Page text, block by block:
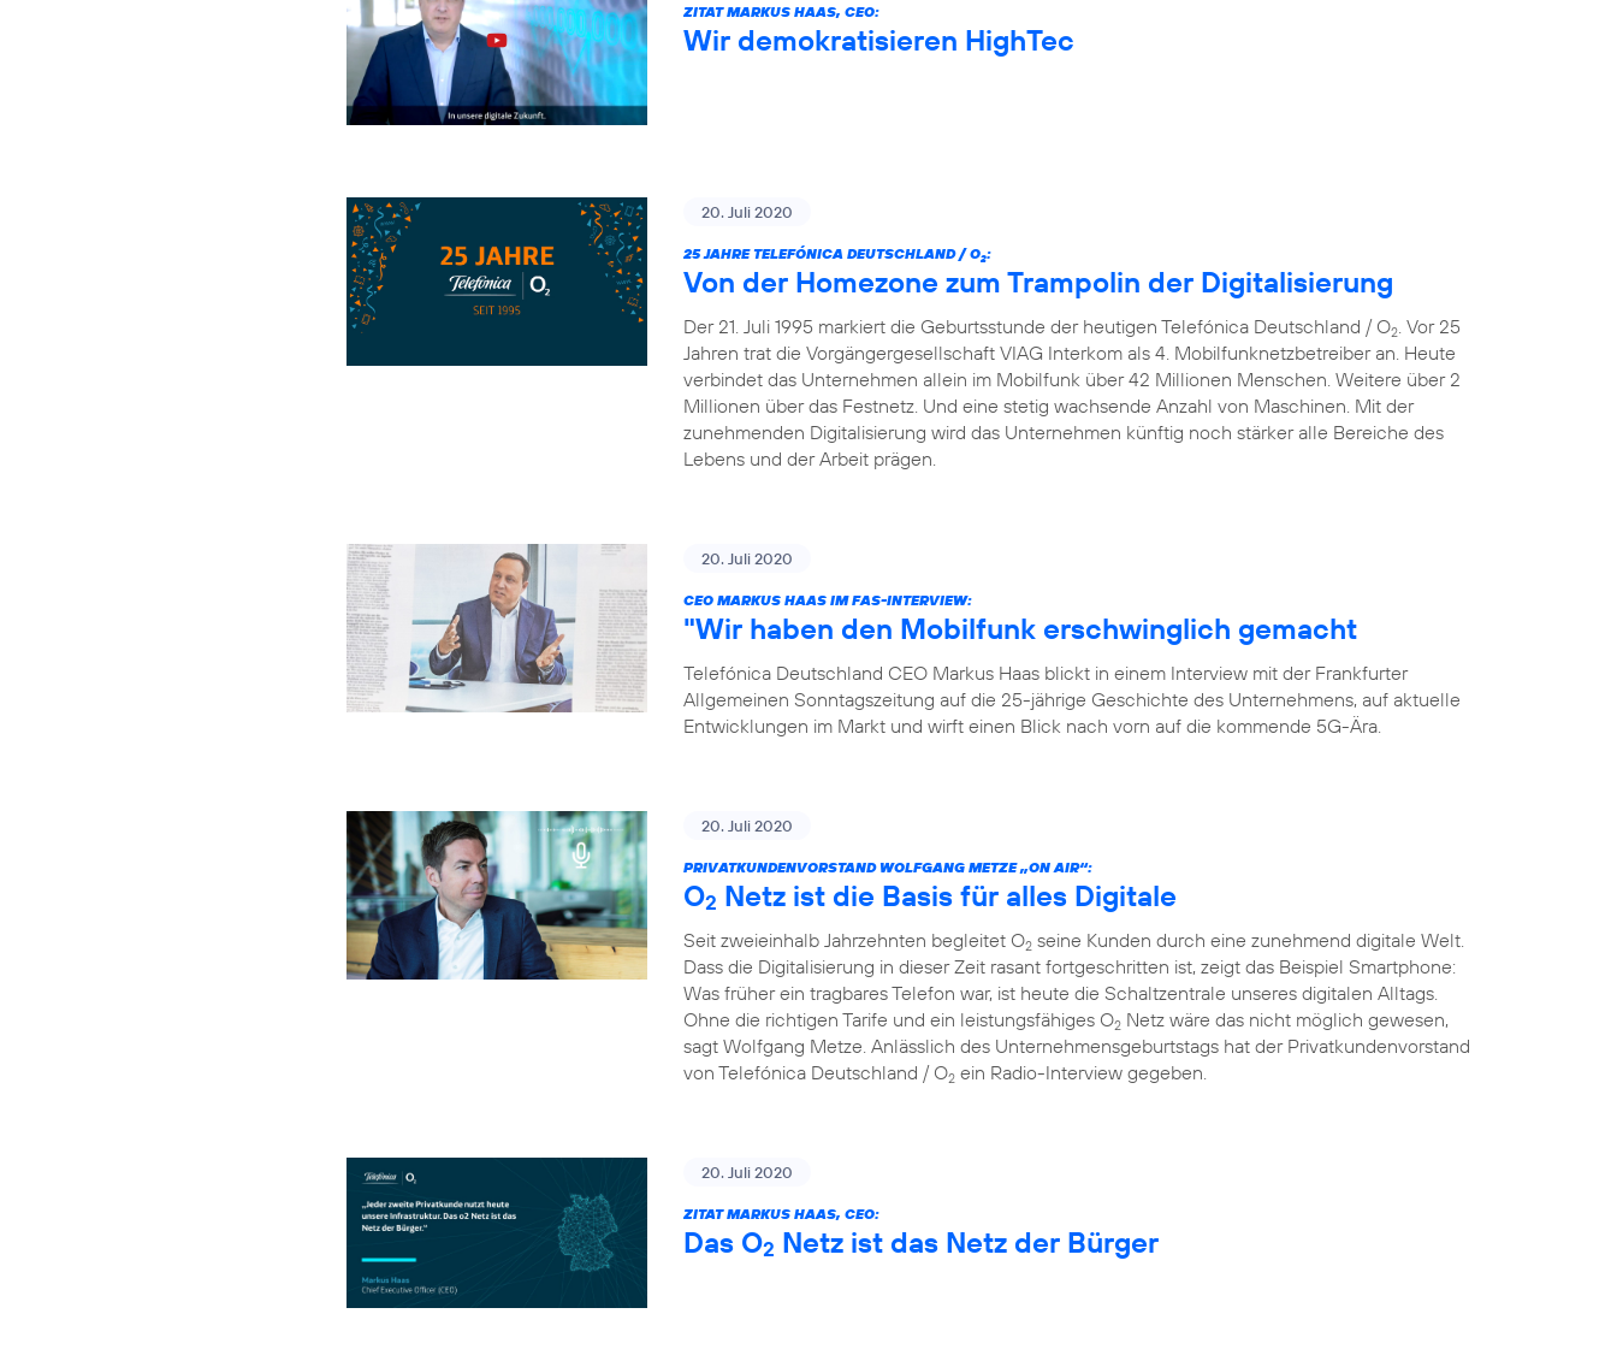
ZITAT MARKUS HAAS, CEO:
Wir demokratisieren HighTec
20. Juli 2020
25 JAHRE TELEFÓNICA DEUTSCHLAND / O2:
Von der Homezone zum Trampolin der Digitalisierung
Der 21. Juli 1995 markiert die Geburtsstunde der heutigen Telefónica Deutschland / O2 . Vor 25
Jahren trat die Vorgängergesellschaft VIAG Interkom als 4. Mobilfunknetzbetreiber an. Heute
verbindet das Unternehmen allein im Mobilfunk über 42 Millionen Menschen. Weitere über 2
Millionen über das Festnetz. Und eine stetig wachsende Anzahl von Maschinen. Mit der
zunehmenden Digitalisierung wird das Unternehmen künftig noch stärker alle Bereiche des
Lebens und der Arbeit prägen.
20. Juli 2020
CEO MARKUS HAAS IM FAS-INTERVIEW:
"Wir haben den Mobilfunk erschwinglich gemacht
Telefónica Deutschland CEO Markus Haas blickt in einem Interview mit der Frankfurter
Allgemeinen Sonntagszeitung auf die 25-jährige Geschichte des Unternehmens, auf aktuelle
Entwicklungen im Markt und wirft einen Blick nach vorn auf die kommende 5G-Ära.
20. Juli 2020
PRIVATKUNDENVORSTAND WOLFGANG METZE „ON AIR“:
O2 Netz ist die Basis für alles Digitale
Seit zweieinhalb Jahrzehnten begleitet O2 seine Kunden durch eine zunehmend digitale Welt.
Dass die Digitalisierung in dieser Zeit rasant fortgeschritten ist, zeigt das Beispiel Smartphone:
Was früher ein tragbares Telefon war, ist heute die Schaltzentrale unseres digitalen Alltags.
Ohne die richtigen Tarife und ein leistungsfähiges O2 Netz wäre das nicht möglich gewesen,
sagt Wolfgang Metze. Anlässlich des Unternehmensgeburtstags hat der Privatkundenvorstand
von Telefónica Deutschland / O2 ein Radio-Interview gegeben.
20. Juli 2020
ZITAT MARKUS HAAS, CEO:
Das O2 Netz ist das Netz der Bürger